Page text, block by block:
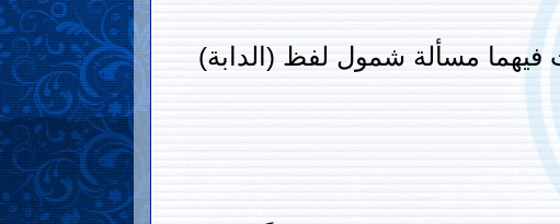
مسألة شمول لفظ (الدابة)